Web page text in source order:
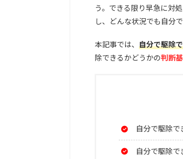
う。できる限り早急に対
し、どんな状況でも自分
本記事では、 自分で駆除
除できるかどうかの判断
自分で駆除
自分で駆除